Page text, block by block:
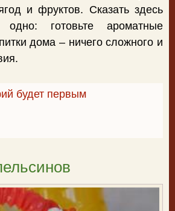
и фруктов. Сказать здесь
готовьте ароматные
дома – ничего сложного и
будет первым